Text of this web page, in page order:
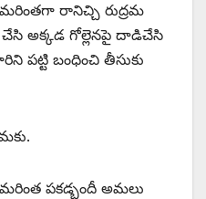
రానిచ్చి రుద్రమ
అక్కడ గోల్లెనపై దాడిచేసి
పట్టి బంధించి తీసుకు
పకడ్బందీ అమలు